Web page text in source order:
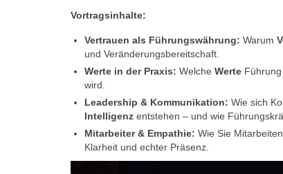
Vortragsinhalte:
Vertrauen als Führungswährung: Warum
und Veränderungsbereitschaft.
Werte in der Praxis: Welche Werte
wird.
Leadership & Kommunikation: Wie sich
Intelligenz entstehen – und wie
Mitarbeiter & Empathie: Wie Sie
Klarheit und echter Präsenz.